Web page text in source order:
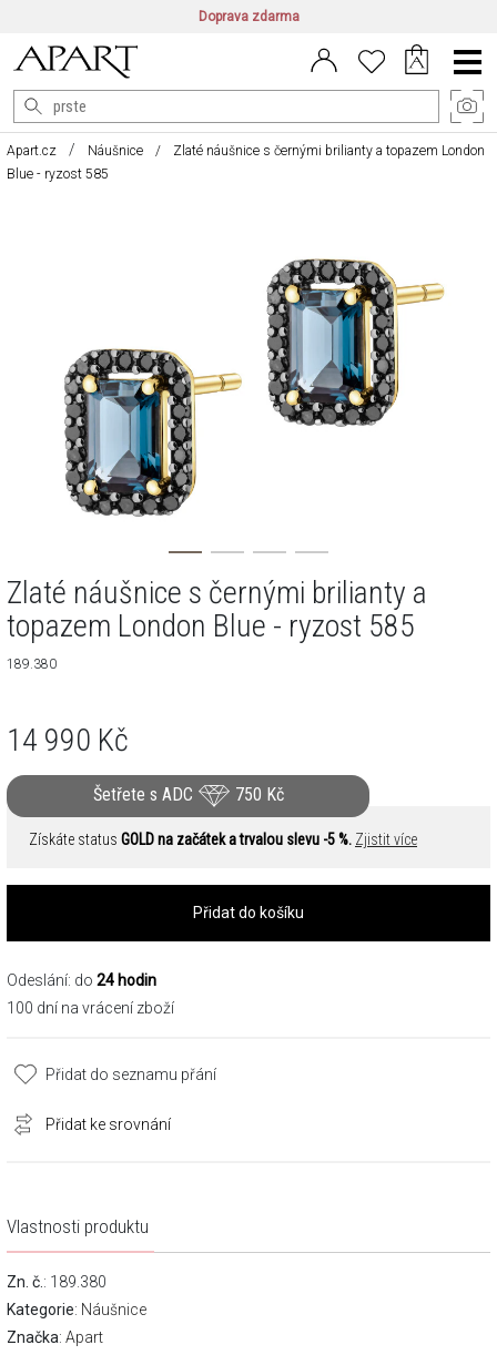
Doprava zdarma
CZ/CZK | EN/EUR PL/PLN
Main
Menu
Apart.cz Náušnice
Zlaté náušnice s černými brilianty a topazem London
Blue - ryzost 585
Zlaté náušnice s černými brilianty a
topazem London Blue - ryzost 585
189.380
14 990 Kč
Šetřete s ADC 750 Kč
Získáte status GOLD na začátek a trvalou slevu -5 %. Zjistit více
Přidat do košíku
Odeslání: do 24 hodin
100 dní na vrácení zboží
Přidat do seznamu přání
Přidat ke srovnání
Vlastnosti produktu
Zn. č. : 189.380
Kategorie: Náušnice
Značka: Apart